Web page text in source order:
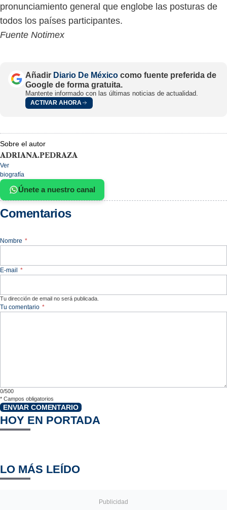
pronunciamiento general que englobe las posturas de
todos los países participantes.
Fuente Notimex
Añadir Diario De México como fuente preferida de
Google de forma gratuita.
Mantente informado con las últimas noticias de actualidad.
ACTIVAR AHORA
Sobre el autor
ADRIANA.PEDRAZA
Ver
biografía
Únete a nuestro canal
Comentarios
Nombre *
E-mail *
Tu dirección de email no será publicada.
Tu comentario *
0/500
* Campos obligatorios
ENVIAR COMENTARIO
HOY EN PORTADA
LO MÁS LEÍDO